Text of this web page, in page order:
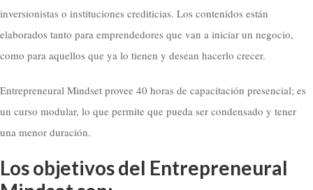
inversionistas o instituciones crediticias. Los contenidos están
elaborados tanto para emprendedores que van a iniciar un negocio,
como para aquellos que ya lo tienen y desean hacerlo crecer.
Entrepreneural Mindset provee 40 horas de capacitación presencial; es
un curso modular, lo que permite que pueda ser condensado y tener
una menor duración.
Los objetivos del Entrepreneural